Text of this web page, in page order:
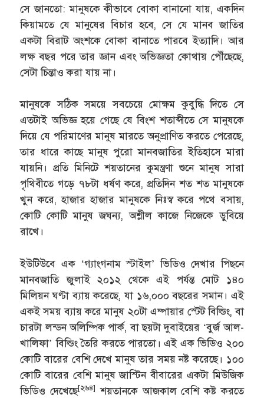
সে জানতো: মানুষকে কীভাবে বোকা বানানো যায়, একদিন
কিয়ামতে যে মানুষের বিচার হবে, সে যে মানব জাতির
একটা বিরাট অংশকে বোকা বানাতে পারবে ইত্যাদি। আর
লক্ষ বছর পরে তার জ্ঞান এবং অভিজ্ঞতা কোথায় পৌঁছেছে,
সেটা চিন্তাও করা যায় না।
মানুষকে সঠিক সময়ে সবচেয়ে মোক্ষম কুবুদ্ধি দিতে সে
এতটাই অভিজ্ঞ হয়ে গেছে যে বিংশ শতাব্দীতে সে মানুষকে
দিয়ে যে পরিমাণের মানুষ মারতে অনুপ্রাণিত করতে পেরেছে,
তার ধারে কাছে মানুষ পুরো মানবজাতির ইতিহাসে মারা
যায়নি। প্রতি মিনিটে শয়তানের কুমন্ত্রণা শুনে মানুষ সারা
পৃথিবীতে গড়ে ৭৮টা ধর্ষণ করে, প্রতিদিন শত শত মানুষকে
খুন করে, হাজার হাজার মানুষকে নিঃস্ব করে পথে বসায়,
কোটি কোটি মানুষ জঘন্য, অশ্লীল কাজে নিজেকে ডুবিয়ে
রাখে।
ইউটিউবে এক ‘গ্যাংগনাম স্টাইল’ ভিডিও দেখার পিছনে
মানবজাতি জুলাই ২০১২ থেকে এই পর্যন্ত মোট ১৪০
মিলিয়ন ঘণ্টা ব্যায় করেছে, যা ১৬,০০০ বছরের সমান। এই
একই সময় ব্যায় করে মানুষ ২০টা এম্পায়ার স্টেট বিল্ডিং, বা
চারটা লন্ডন অলিম্পিক পার্ক, বা ছয়টা দুবাইয়ের ‘বুর্জ আল-
খালিফা’ বিল্ডিং তৈরি করতে পারতো। এই এক ভিডিও ২০০
কোটি বারের বেশি দেখে মানুষ তার সময় নষ্ট করেছে। ১০০
কোটি বারের বেশি মানুষ জাস্টিন বীবারের একটা মিউজিক
ভিডিও দেখেছে[২৬৪] শয়তানকে আজকাল বেশি কষ্ট করতে